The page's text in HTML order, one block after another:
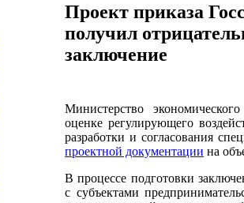
Проект приказа
получил
заключение
Министерство
оценке регулирующего
разработки и согласования
проектной документации на
В процессе подготовки
с субъектами